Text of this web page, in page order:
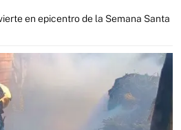
en epicentro de la Semana Santa